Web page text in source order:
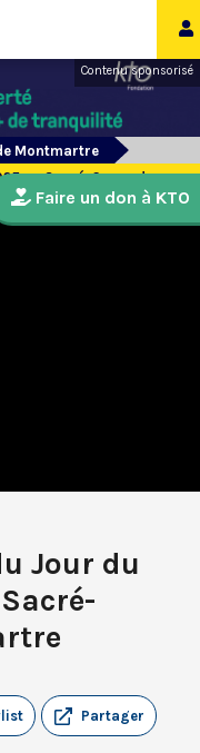
Contenu sponsorisé
Montmartre
au Sacré-Coeur de
Jour du
Partager
Faire un don à KTO